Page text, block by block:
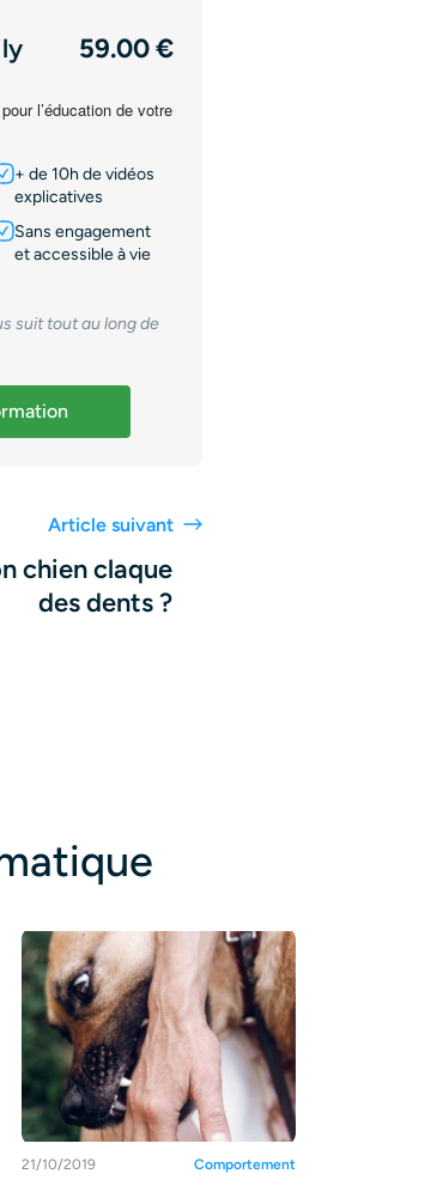
59.00 €
l’éducation de votre
+ de 10h de vidéos
explicatives
Sans engagement
et accessible à vie
suit tout au long de
Article suivant
chien claque
des dents ?
21/10/2019 Comportement